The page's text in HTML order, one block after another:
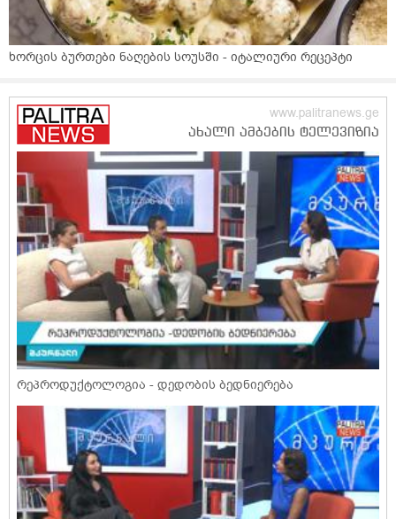
ხორცის ბურთები ნაღების სოუსში - იტალიური რეცეპტი
რეპროდუქტოლოგია - დედობის ბედნიერება